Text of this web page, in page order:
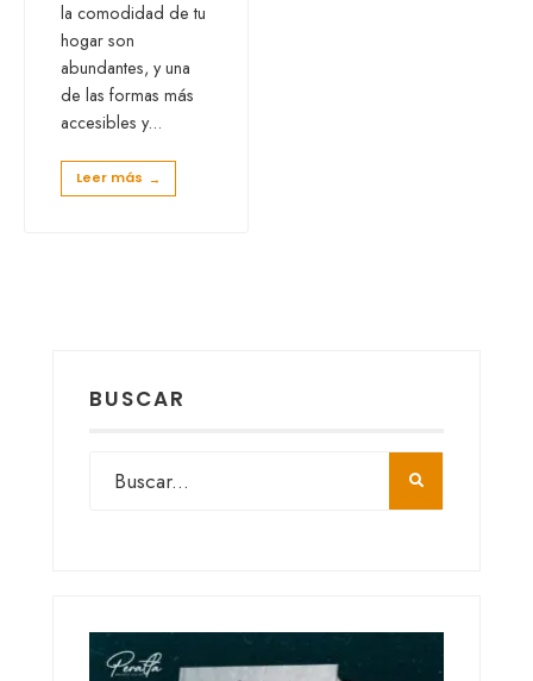
la comodidad de tu
hogar son
abundantes, y una
de las formas más
accesibles y...
Leer más →
BUSCAR